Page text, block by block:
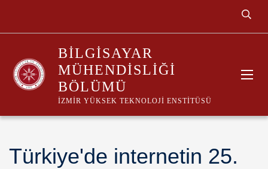
BILGISAYAR
MÜHENDISLIĞI
BÖLÜMÜ
İZMIR YÜKSEK TEKNOLOJI ENSTITÜSÜ
Türkiye'de internetin 25.